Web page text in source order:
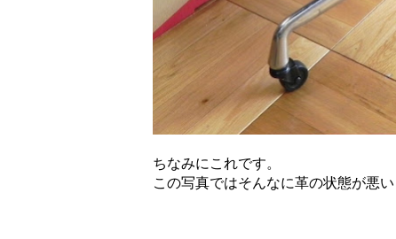
ちなみにこれです。
この写真ではそんなに革の状態が悪